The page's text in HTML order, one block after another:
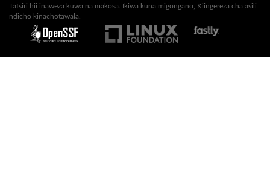
Tafsiri hii inaweza kuwa na makosa. Ikiwa kuna migongano, Kiingereza cha asili
ndicho kinachotawala.